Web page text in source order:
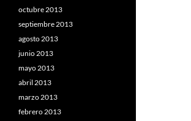
octubre 2013
septiembre 2013
agosto 2013
junio 2013
mayo 2013
abril 2013
marzo 2013
febrero 2013